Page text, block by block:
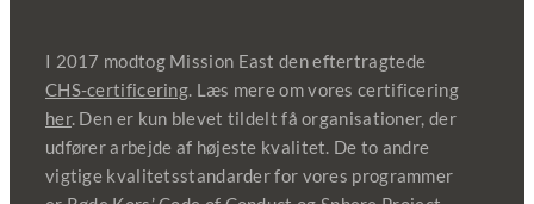
I 2017 modtog Mission East den eftertragtede
CHS-certificering. Læs mere om vores certificering
her. Den er kun blevet tildelt få organisationer, der
udfører arbejde af højeste kvalitet. De to andre
vigtige kvalitetsstandarder for vores programmer